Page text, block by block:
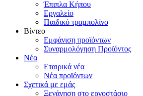
Έπιπλα Κήπου
Εργαλείο
Παιδικό τραμπολίνο
Βίντεο
Εμφάνιση προϊόντων
Συναρμολόγηση Προϊόντος
Νέα
Εταιρικά νέα
Νέα προϊόντων
Σχετικά με εμάς
Ξενάγηση στο εργοστάσιο